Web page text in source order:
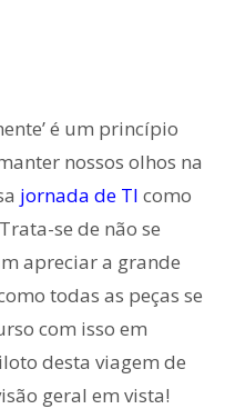
é um princípio
nossos olhos na
jornada de TI como
se de não se
apreciar a grande
todas as peças se
com isso em
desta viagem de
geral em vista!